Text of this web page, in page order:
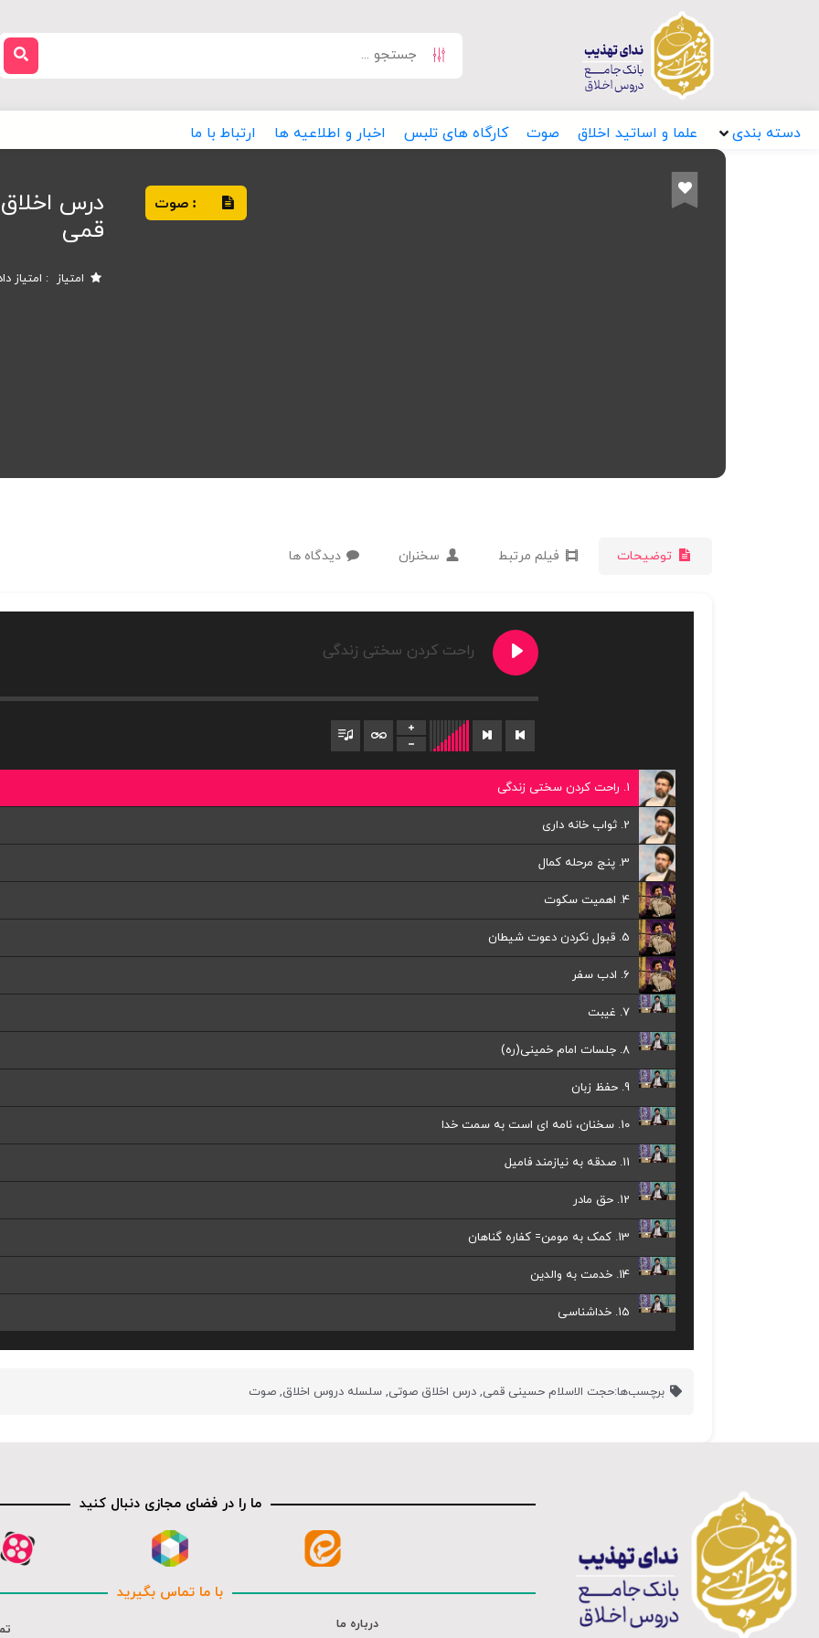
دسته بندی علما و اساتید اخلاق صوت کارگاه های تلبس اخبار و اطلاعیه ها ارتباط با ما
: صوت
درس
قمی
امتیاز امتیاز
توضیحات فیلم مرتبط سخنران دیدگاه ها
راحت کردن سختی زندگی
1. راحت کردن سختی زندگی
2. ثواب خانه داری
3. پنج مرحله کمال
4. اهمیت سکوت
5. قبول نکردن دعوت شیطان
6. ادب سفر
7. غیبت
8. جلسات امام خمینی(ره)
9. حفظ زبان
10. سخنان، نامه ای است به سمت خدا
11. صدقه به نیازمند فامیل
12. حق مادر
13. کمک به مومن= کفاره گناهان
14. خدمت به والدین
15. خداشناسی
برچسب‌ها:حجت الاسلام حسینی قمی,درس اخلاق صوتی,سلسله دروس اخلاق,صوت
ما را در فضای مجازی دنبال کنید
با ما تماس بگیرید
درباره ما